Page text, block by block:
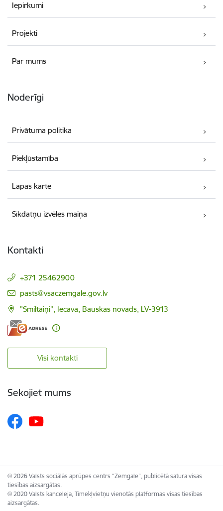
Iepirkumi
Projekti
Par mums
Noderīgi
Privātuma politika
Piekļūstamība
Lapas karte
Sīkdatņu izvēles maiņa
Kontakti
+371 25462900
E-pasts:
pasts@vsaczemgale.gov.lv
"Smiltaiņi", Iecava, Bauskas novads, LV-3913
Visi kontakti
Sekojiet mums
© 2026 Valsts sociālās aprūpes centrs “Zemgale”, publicētā satura visas
tiesības aizsargātas.
© 2020 Valsts kanceleja, Tīmekļvietņu vienotās platformas visas tiesības
aizsargātas.